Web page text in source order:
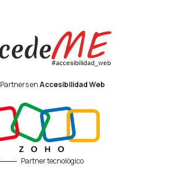
Partners enAccesibilidad Web
Partner tecnológico